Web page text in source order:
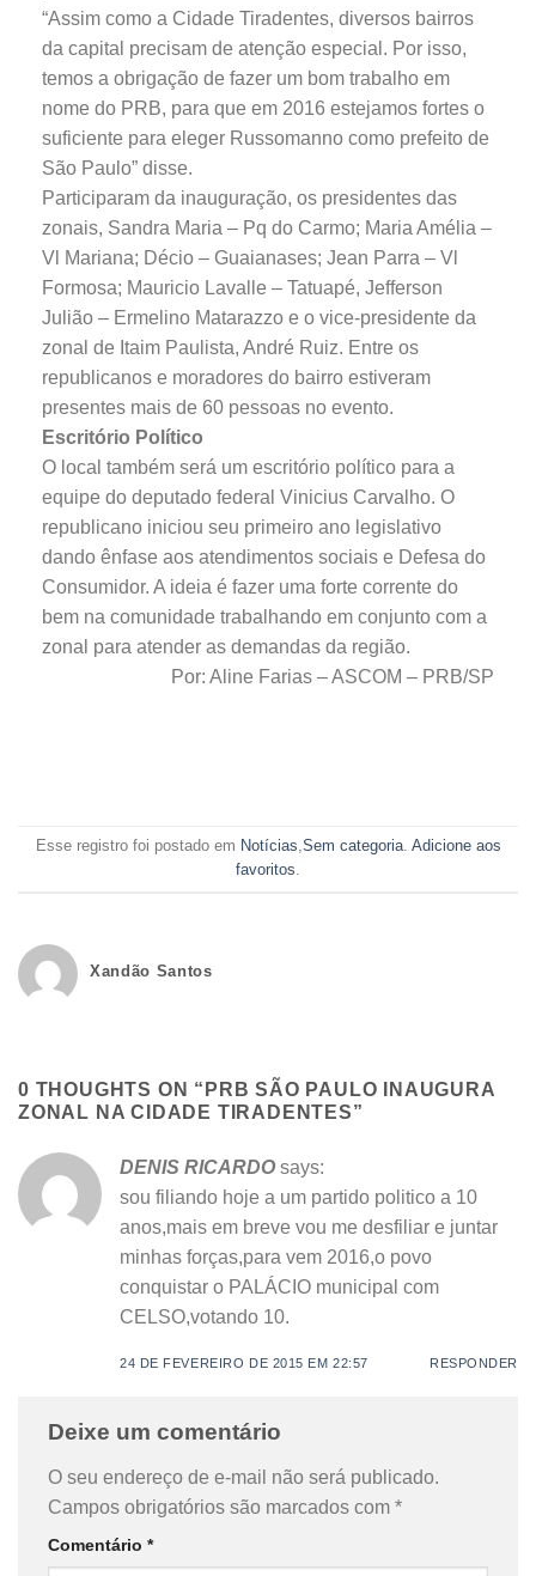
“Assim como a Cidade Tiradentes, diversos bairros
da capital precisam de atenção especial. Por isso,
temos a obrigação de fazer um bom trabalho em
nome do PRB, para que em 2016 estejamos fortes o
suficiente para eleger Russomanno como prefeito de
São Paulo” disse.
Participaram da inauguração, os presidentes das
zonais, Sandra Maria – Pq do Carmo; Maria Amélia –
Vl Mariana; Décio – Guaianases; Jean Parra – Vl
Formosa; Mauricio Lavalle – Tatuapé, Jefferson
Julião – Ermelino Matarazzo e o vice-presidente da
zonal de Itaim Paulista, André Ruiz. Entre os
republicanos e moradores do bairro estiveram
presentes mais de 60 pessoas no evento.
Escritório Político
O local também será um escritório político para a
equipe do deputado federal Vinicius Carvalho. O
republicano iniciou seu primeiro ano legislativo
dando ênfase aos atendimentos sociais e Defesa do
Consumidor. A ideia é fazer uma forte corrente do
bem na comunidade trabalhando em conjunto com a
zonal para atender as demandas da região.
Por: Aline Farias – ASCOM – PRB/SP
Esse registro foi postado em Notícias Sem categoria. Adicione aos
favoritos
Xandão Santos
0 THOUGHTS ON “ PRB SÃO PAULO INAUGURA
ZONAL NA CIDADE TIRADENTES”
DENIS RICARDO says:
sou filiando hoje a um partido politico a 10
anos,mais em breve vou me desfiliar e juntar
minhas forças,para vem 2016,o povo
conquistar o PALÁCIO municipal com
CELSO,votando 10.
24 DE FEVEREIRO DE 2015 EM 22:57 RESPONDER
Deixe um comentário
O seu endereço de e-mail não será publicado.
Campos obrigatórios são marcados com *
Comentário *